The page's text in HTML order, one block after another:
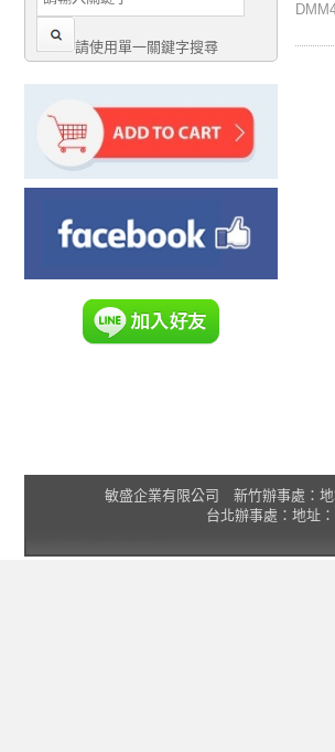
請使用單一關鍵字搜尋
敏盛企業有限公司 新竹辦事處：
台北辦事處：地址